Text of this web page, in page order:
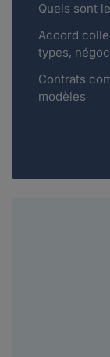
Quels sont
Accord
types,
Contrats
modèles